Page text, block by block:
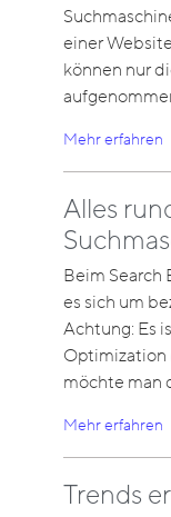
einer
können nur
Mehr erfahren
Alles
Beim Search
es sich um
Achtung: Es
Optimization
möchte man
Mehr erfahren
Trends